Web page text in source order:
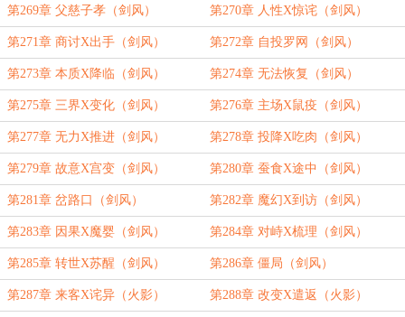
第269章 父慈子孝（剑风） 第270章 人性X惊诧（剑风）
第271章 商讨X出手（剑风） 第272章 自投罗网（剑风）
第273章 本质X降临（剑风） 第274章 无法恢复（剑风）
第275章 三界X变化（剑风） 第276章 主场X鼠疫（剑风）
第277章 无力X推进（剑风） 第278章 投降X吃肉（剑风）
第279章 故意X宫变（剑风） 第280章 蚕食X途中（剑风）
第281章 岔路口（剑风） 第282章 魔幻X到访（剑风）
第283章 因果X魔婴（剑风） 第284章 对峙X梳理（剑风）
第285章 转世X苏醒（剑风） 第286章 僵局（剑风）
第287章 来客X诧异（火影） 第288章 改变X遣返（火影）